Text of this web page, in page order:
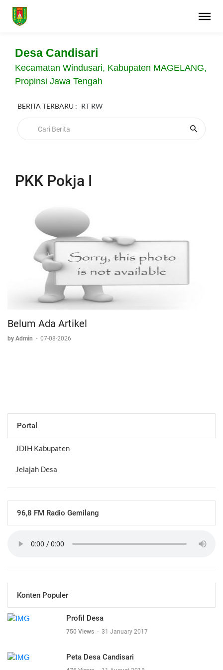
Desa Candisari
Kecamatan Windusari, Kabupaten MAGELANG,
Propinsi Jawa Tengah
BERITA TERBARU : RT RW
PKK Pokja I
Belum Ada Artikel
by Admin - 07-08-2026
Portal
JDIH Kabupaten
Jelajah Desa
96,8 FM Radio Gemilang
Konten Populer
Profil Desa
750 Views - 31 January 2017
Peta Desa Candisari